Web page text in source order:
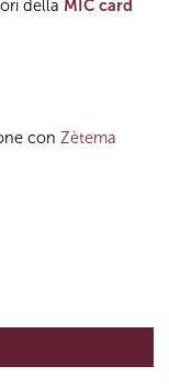
della MIC card
con Zètema